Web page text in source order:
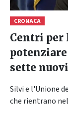
CRONACA
Centri per
sette nuovi
Silvi e l'Unione
che rientrano